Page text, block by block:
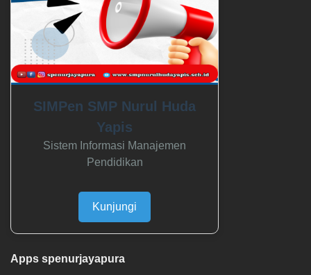
SIMPen SMP Nurul Huda
Yapis
Sistem Informasi Manajemen
Pendidikan
Kunjungi
Apps spenurjayapura